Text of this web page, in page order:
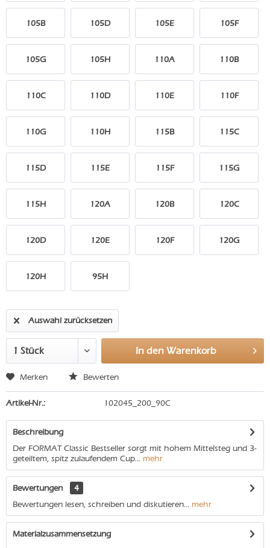
105B 105D 105E 105F
105G 105H 110A 110B
110C 110D 110E 110F
110G 110H 115B 115C
115D 115E 115F 115G
115H 120A 120B 120C
120D 120E 120F 120G
120H 95H
Auswahl zurücksetzen
In den Warenkorb
Merken Bewerten
Artikel-Nr.: 102045_200_90C
Beschreibung
Der FORMAT Classic Bestseller sorgt mit hohem Mittelsteg und 3-
geteiltem, spitz zulaufendem Cup... mehr
Bewertungen
4
Bewertungen lesen, schreiben und diskutieren... mehr
Materialzusammensetzung